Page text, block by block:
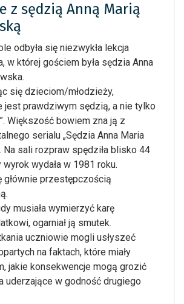
z sędzią Anną Marią
odbyła się niezwykła lekcja
w której gościem była sędzia Anna
się dzieciom/młodzieży,
jest prawdziwym sędzią, a nie tylko
Większość bowiem zna ją z
serialu „Sędzia Anna Maria
Na sali rozpraw spędziła blisko 44
wydała w 1981 roku.
głównie przestępczością
musiała wymierzyć karę
ogarniał ją smutek.
uczniowie mogli usłyszeć
na faktach, które miały
jakie konsekwencje mogą grozić
uderzające w godność drugiego